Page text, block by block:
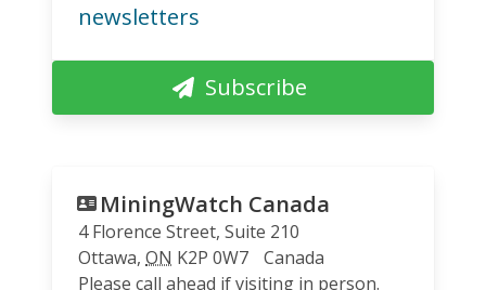
newsletters
Subscribe
MiningWatch Canada
4 Florence Street, Suite 210
Ottawa, ON K2P 0W7
Canada
Please call ahead if visiting in person.